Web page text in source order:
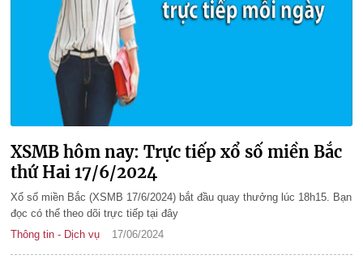
XSMB hôm nay: Trực tiếp xổ số miền Bắc
thứ Hai 17/6/2024
Xổ số miền Bắc (XSMB 17/6/2024) bắt đầu quay thưởng lúc 18h15. Bạn
đọc có thể theo dõi trực tiếp tại đây
Thông tin - Dịch vụ
17/06/2024